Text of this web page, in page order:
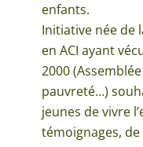
enfants.
Initiative née de
en ACI ayant
2000
pauvreté…)
jeunes de vivre
témoignages,